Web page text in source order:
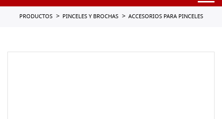
PRODUCTOS PINCELES Y BROCHAS ACCESORIOS PARA PINCELES